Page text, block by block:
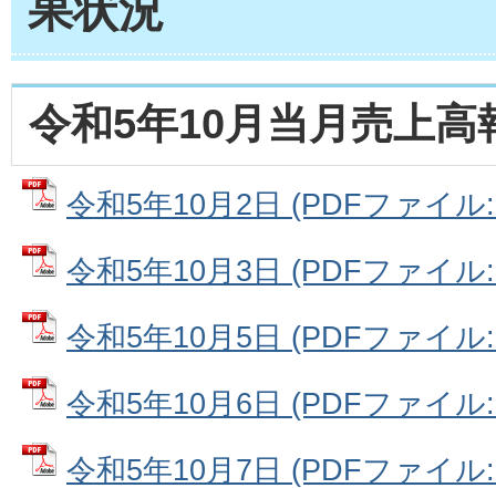
果状況
令和5年10月当月売上高
令和5年10月2日 (PDFファイル
令和5年10月3日 (PDFファイル
令和5年10月5日 (PDFファイル
令和5年10月6日 (PDFファイル
令和5年10月7日 (PDFファイル